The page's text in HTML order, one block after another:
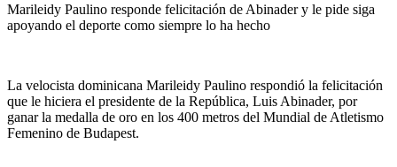
Marileidy Paulino responde felicitación de Abinader y le pide siga
apoyando el deporte como siempre lo ha hecho
La velocista dominicana Marileidy Paulino respondió la felicitación
que le hiciera el presidente de la República, Luis Abinader, por
ganar la medalla de oro en los 400 metros del Mundial de Atletismo
Femenino de Budapest.